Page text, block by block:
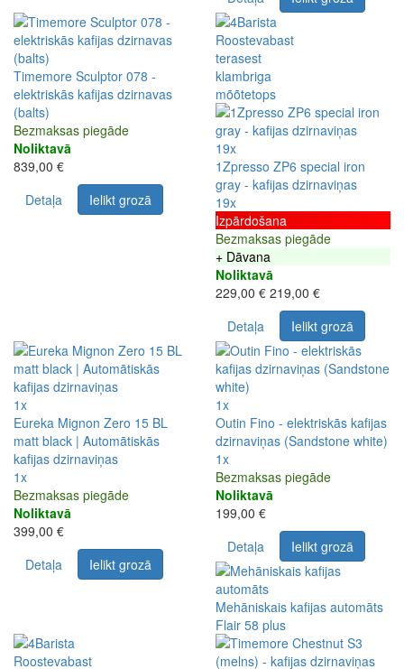
Timemore Sculptor 078 -
elektriskās kafijas dzirnavas
(balts)
Bezmaksas piegāde
Noliktavā
839,00 €
Detaļa
Ielikt grozā
19x
1Zpresso ZP6 special iron
gray - kafijas dzirnaviņas
19x
Izpārdošana
Bezmaksas piegāde
+ Dāvana
Noliktavā
229,00 € 219,00 €
Detaļa
Ielikt grozā
1x
Eureka Mignon Zero 15 BL
matt black | Automātiskās
kafijas dzirnaviņas
1x
Bezmaksas piegāde
Noliktavā
399,00 €
Detaļa
Ielikt grozā
1x
Outin Fino - elektriskās kafijas
dzirnaviņas (Sandstone white)
1x
Bezmaksas piegāde
Noliktavā
199,00 €
Detaļa
Ielikt grozā
Mehāniskais kafijas automāts
Flair 58 plus